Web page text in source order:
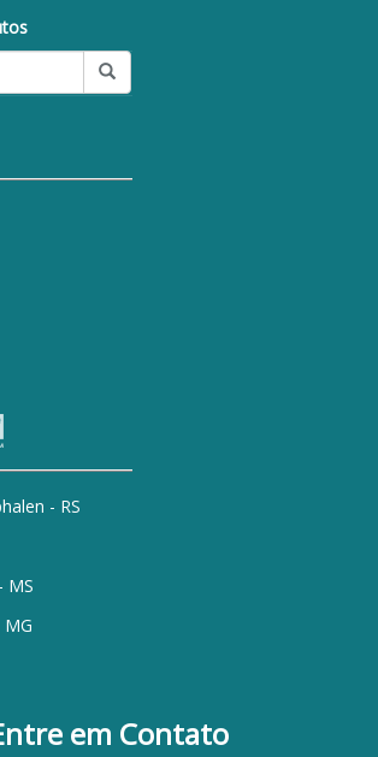
- RS
MS
em Contato